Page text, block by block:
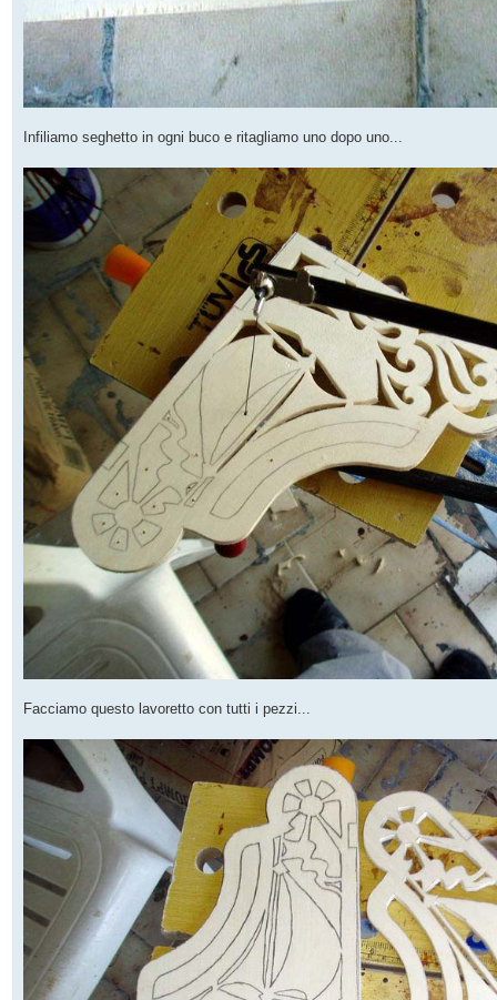
Infiliamo seghetto in ogni buco e ritagliamo uno dopo uno...
Facciamo questo lavoretto con tutti i pezzi...